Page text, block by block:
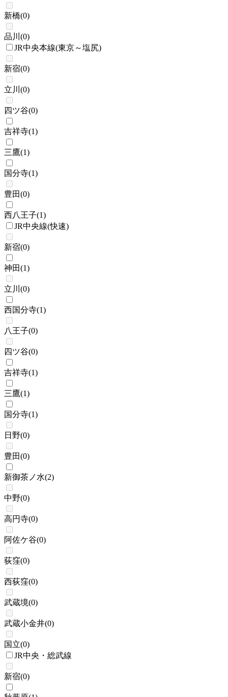
新橋(0)
品川 (0)
JR中央本線(東京～塩尻)
新宿(0)
立川 (0)
四ツ谷(0)
吉祥寺(1)
三鷹(1)
国分寺(1)
豊田(0)
西八王子(1)
JR中央線(快速)
新宿(0)
神田(1)
立川 (0)
西国分寺(1)
八王子(0)
四ツ谷(0)
吉祥寺(1)
三鷹(1)
国分寺(1)
日野(0)
豊田(0)
新御茶ノ水(2)
中野(0)
高円寺(0)
阿佐ケ谷(0)
荻窪(0)
西荻窪(0)
武蔵境(0)
武蔵小金井(0)
国立(0)
JR中央・総武線
新宿(0)